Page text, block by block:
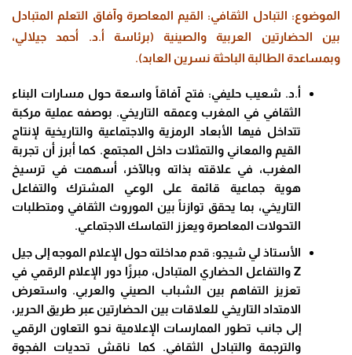
الموضوع: التبادل الثقافي: القيم المعاصرة وآفاق التعلم المتبادل
بين الحضارتين العربية والصينية (برئاسة أ.د. أحمد جيلالي،
وبمساعدة الطالبة الباحثة نسرين العابد).
أ.د. شعيب حليفي: فتح آفاقاً واسعة حول مسارات البناء
الثقافي في المغرب وعمقه التاريخي. بوصفه عملية مركبة
تتداخل فيها الأبعاد الرمزية والاجتماعية والتاريخية لإنتاج
القيم والمعاني والتمثلات داخل المجتمع. كما أبرز أن تجربة
المغرب، في علاقته بذاته وبالآخر، أسهمت في ترسيخ
هوية جماعية قائمة على الوعي المشترك والتفاعل
التاريخي، بما يحقق توازناً بين الموروث الثقافي ومتطلبات
التحولات المعاصرة ويعزز التماسك الاجتماعي.
الأستاذ لي شيجو: قدم مداخلته حول الإعلام الموجه إلى جيل
Z والتفاعل الحضاري المتبادل، مبرزًا دور الإعلام الرقمي في
تعزيز التفاهم بين الشباب الصيني والعربي. واستعرض
الامتداد التاريخي للعلاقات بين الحضارتين عبر طريق الحرير،
إلى جانب تطور الممارسات الإعلامية نحو التعاون الرقمي
والترجمة والتبادل الثقافي. كما ناقش تحديات الفجوة